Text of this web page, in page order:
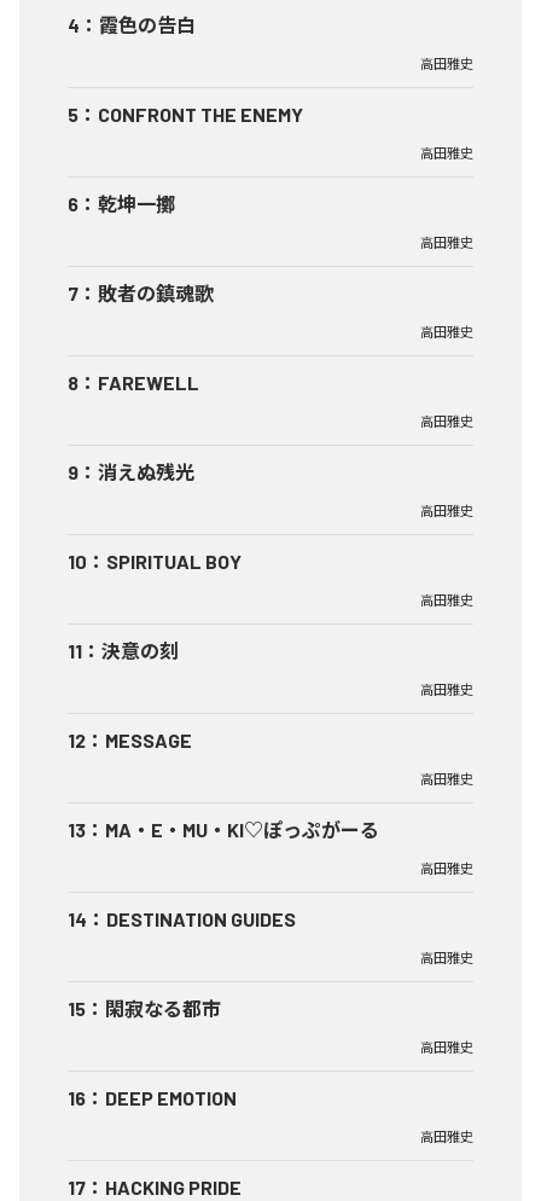
4 ： 霞色の告白
高田雅史
5 ： CONFRONT THE ENEMY
高田雅史
6 ： 乾坤一擲
高田雅史
7 ： 敗者の鎮魂歌
高田雅史
8 ： FAREWELL
高田雅史
9 ： 消えぬ残光
高田雅史
10 ： SPIRITUAL BOY
高田雅史
11 ： 決意の刻
高田雅史
12 ： MESSAGE
高田雅史
13 ： MA・E・MU・KI♡ぽっぷがーる
高田雅史
14 ： DESTINATION GUIDES
高田雅史
15 ： 閑寂なる都市
高田雅史
16 ： DEEP EMOTION
高田雅史
17 ： HACKING PRIDE